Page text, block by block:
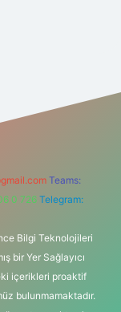
Teams:
0 726 Telegram:
Bilgi Teknolojileri
bir Yer Sağlayıcı
içerikleri proaktif
bulunmamaktadır.